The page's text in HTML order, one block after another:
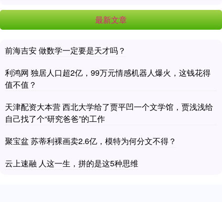
最新文章
前海吉安 做数学一定要是天才吗？
利鸿网 独居人口超2亿，99万元情感机器人爆火，这钱花得
值不值？
天津配资大本营 西北大学给了贾平凹一个文学馆，贾浅浅给
自己找了个“研究爸爸”的工作
聚宝盆 苏蒂利裸画卖2.6亿，模特为何分文不得？
云上速融 人这一生，拼的是这5种思维